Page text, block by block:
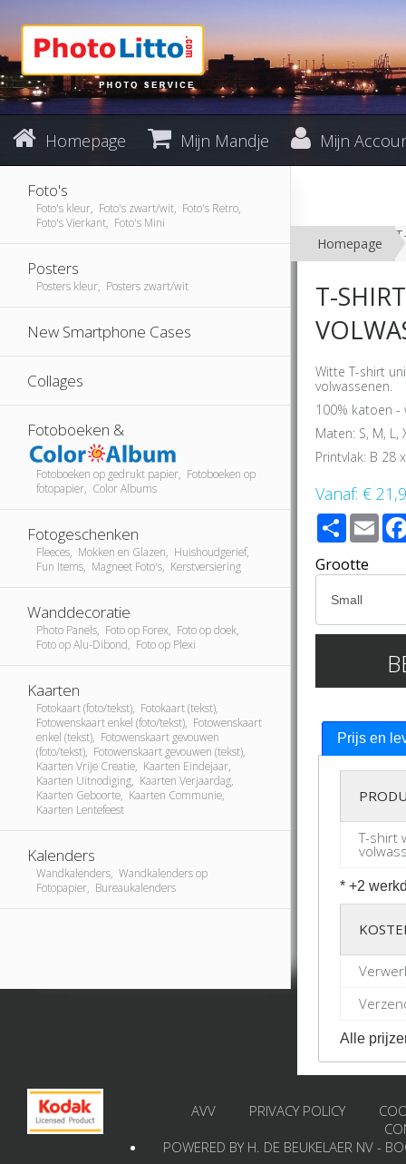
Homepage Mijn Mandje Mijn
Foto's
Foto's kleur, Foto's zwart/wit, Foto's Retro,
Foto's Vierkant, Foto's Mini
Posters
Posters kleur, Posters zwart/wit
New Smartphone Cases
Collages
Fotoboeken &
Fotoboeken op gedrukt papier, Fotoboeken op
fotopapier, Color Albums
Fotogeschenken
Fleeces, Mokken en Glazen, Huishoudgerief,
Fun Items, Magneet Foto's, Kerstversiering
Wanddecoratie
Photo Panels, Foto op Forex, Foto op doek,
Foto op Alu-Dibond, Foto op Plexi
Kaarten
Fotokaart (foto/tekst), Fotokaart (tekst),
Fotowenskaart enkel (foto/tekst), Fotowenskaart
enkel (tekst), Fotowenskaart gevouwen
(foto/tekst), Fotowenskaart gevouwen (tekst),
Kaarten Vrije Creatie, Kaarten Eindejaar,
Kaarten Uitnodiging, Kaarten Verjaardag,
Kaarten Geboorte, Kaarten Communie,
Kaarten Lentefeest
Kalenders
Wandkalenders, Wandkalenders op
Fotopapier, Bureaukalenders
Homepage
T-
Witte T-shirt
volwassenen.
100% katoen -
Maten: S, M, L,
Printvlak: B 28
Vanaf:€
Share
Grootte
Prijs en
T-shirt
* +2
Alle
AVV PRIVACY POLICY
POWERED BY H. DE BEUKELAER NV -